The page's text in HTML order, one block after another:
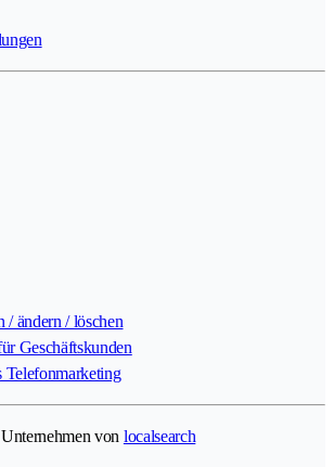
/ ändern / löschen
Geschäftskunden
Telefonmarketing
von localsearch